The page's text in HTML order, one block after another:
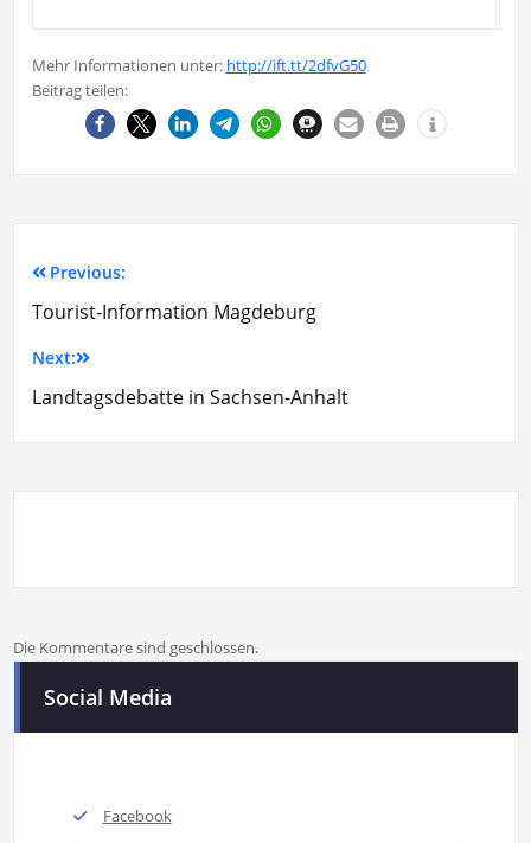
Mehr Informationen unter: http://ift.tt/2dfvG50
Beitrag teilen:
Previous:
Tourist-Information Magdeburg
Next:
Landtagsdebatte in Sachsen-Anhalt
Die Kommentare sind geschlossen.
Social Media
Facebook